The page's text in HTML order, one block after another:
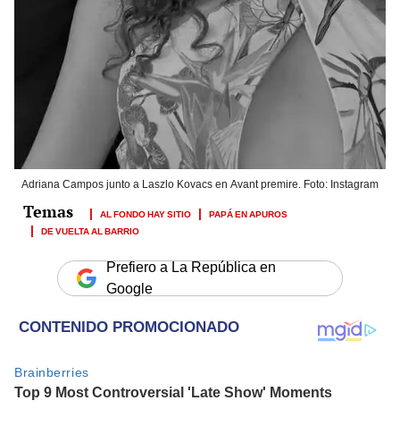
Adriana Campos junto a Laszlo Kovacs en Avant premire. Foto: Instagram
AL FONDO HAY SITIO
PAPÁ EN APUROS
DE VUELTA AL BARRIO
Prefiero a La República en
Google